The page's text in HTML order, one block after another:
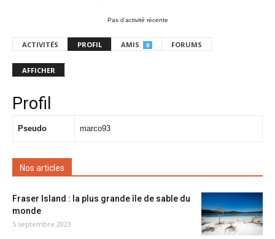
Pas d’activité récente
ACTIVITÉS PROFIL AMIS 0 FORUMS
AFFICHER
Profil
Pseudo marco93
Nos articles
Fraser Island : la plus grande île de sable du
monde
5 septembre 2023